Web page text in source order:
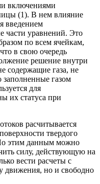
включениями
(1). В нем влияние
введением
части уравнений. Это
по всем ячейкам,
в свою очередь
решение внутри
содержащие газа, не
газом
для
их статуса при
расчитывается
твердого
этим данным можно
силу, действующую на
вести расчеты с
движения, но и свободно